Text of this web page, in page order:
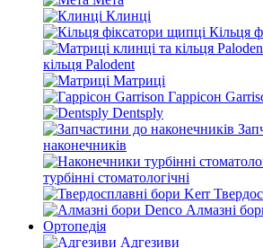
Клинці
Кільця
кільця Palodent
Матриці
Гаррісон
Dentsply
наконечників
турбінні стоматологічні
Алмазні
Ортопедія
Адгезиви